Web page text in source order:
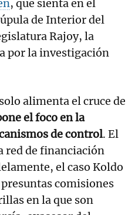
, que sienta en el
de Interior del
Rajoy, la
por la investigación
alimenta el cruce de
el foco en la
de control. El
red de financiación
el caso Koldo
comisiones
en la que son